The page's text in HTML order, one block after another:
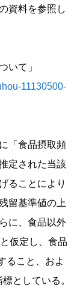
資料を参照し
いて」
11130500-
「食品摂取頻
定された当該
ることにより
留基準値の上
に、食品以外
仮定し、食品
ること、およ
としている。